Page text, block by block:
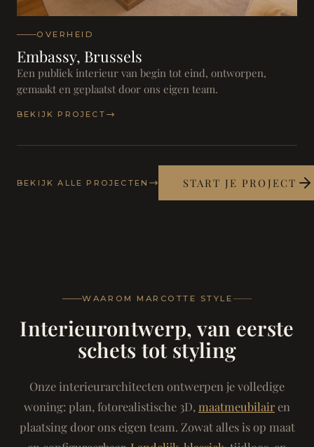
OVERHEID
Embassy, Brussels
Een publiek interieur van begin tot eind, ontworpen,
gemaakt en geplaatst door ons eigen team.
BEKIJK PROJECT
BEKIJK ALLE PROJECTEN START JE PROJECT
WAAROM MARCOTTE STYLE
Interieurontwerp, van eerste
schets tot styling
Onze interieurarchitecten ontwerpen je volledige
woning: plan, fotorealistische 3D, maatmeubilairen
plaatsing door ons eigen team. Zowat alles is op maat